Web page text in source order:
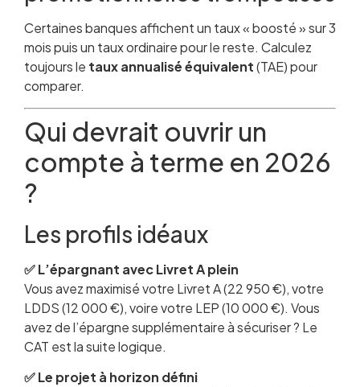
Certaines banques affichent un taux « boosté » sur 3
mois puis un taux ordinaire pour le reste. Calculez
toujours le taux annualisé équivalent(TAE) pour
comparer.
Qui devrait ouvrir un
compte à terme en 2026
?
Les profils idéaux
✅ L’épargnant avec Livret A plein
Vous avez maximisé votre Livret A (22 950 €), votre
LDDS (12 000 €), voire votre LEP (10 000 €). Vous
avez de l’épargne supplémentaire à sécuriser ? Le
CAT est la suite logique.
✅ Le projet à horizon défini